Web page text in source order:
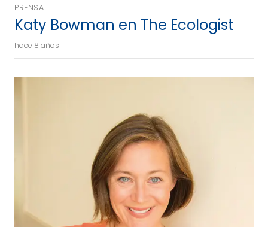
PRENSA
Katy Bowman en The Ecologist
hace 8 años